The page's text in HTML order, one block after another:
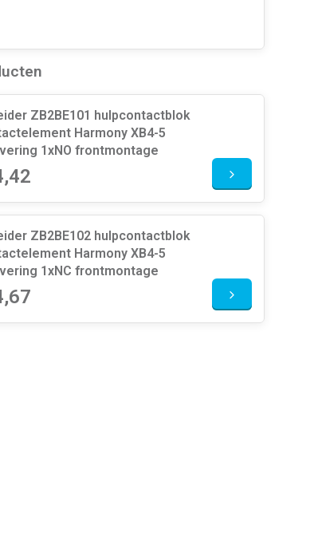
ZB2BE101 hulpcontactblok
Harmony XB4-5
1xNO frontmontage
ZB2BE102 hulpcontactblok
Harmony XB4-5
1xNC frontmontage